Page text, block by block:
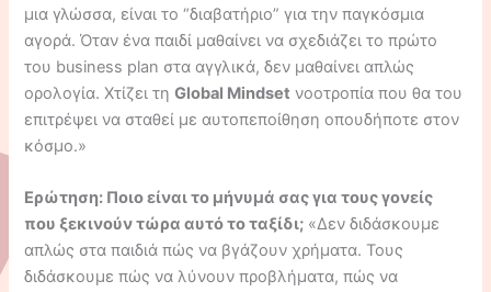
μια γλώσσα, είναι το “διαβατήριο” για την παγκόσμια
αγορά. Όταν ένα παιδί μαθαίνει να σχεδιάζει το πρώτο
του business plan στα αγγλικά, δεν μαθαίνει απλώς
ορολογία. Χτίζει τηGlobal Mindset νοοτροπία που θα του
επιτρέψει να σταθεί με αυτοπεποίθηση οπουδήποτε στον
κόσμο.»
Ερώτηση: Ποιο είναι το μήνυμά σας για τους γονείς
που ξεκινούν τώρα αυτό το ταξίδι; «Δεν διδάσκουμε
απλώς στα παιδιά πώς να βγάζουν χρήματα. Τους
διδάσκουμε πώς να λύνουν προβλήματα, πώς να